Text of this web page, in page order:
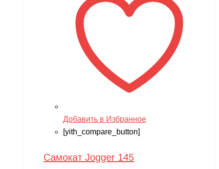
Добавить в Избранное
[yith_compare_button]
Самокат Jogger 145